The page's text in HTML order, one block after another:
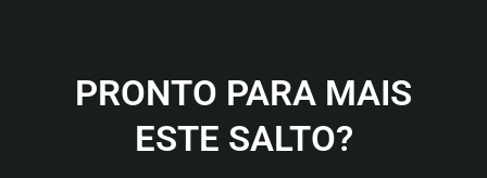
PRONTO PARA MAIS
ESTE SALTO?